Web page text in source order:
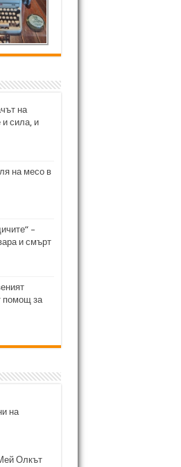
на
и сила, и
на месо в
–
и смърт
помощ за
на
Олкът